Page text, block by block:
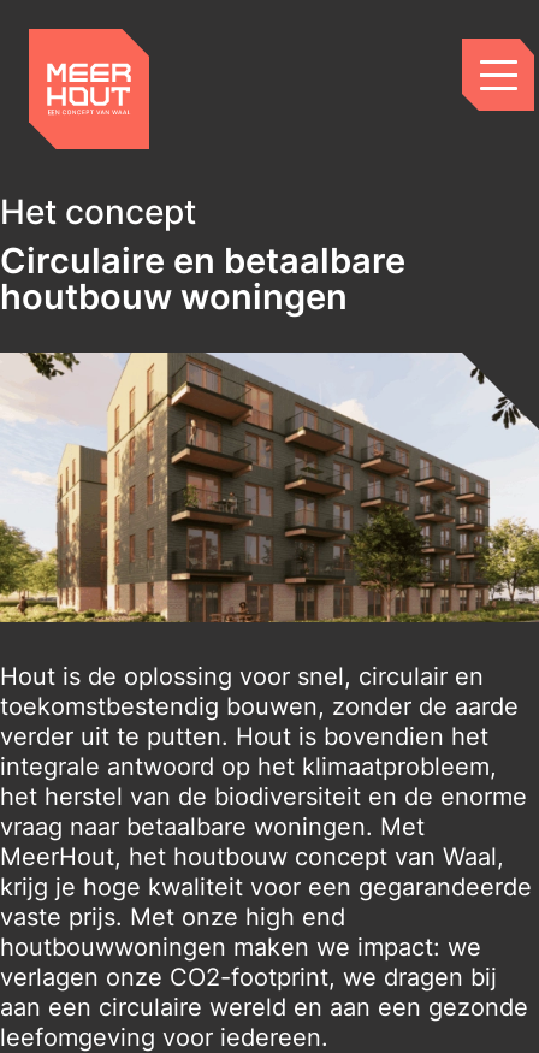
Het concept
Circulaire en betaalbare
houtbouw woningen
Hout is de oplossing voor snel, circulair en
toekomstbestendig bouwen, zonder de aarde
verder uit te putten. Hout is bovendien het
integrale antwoord op het klimaatprobleem,
het herstel van de biodiversiteit en de enorme
vraag naar betaalbare woningen. Met
MeerHout, het houtbouw concept van Waal,
krijg je hoge kwaliteit voor een gegarandeerde
vaste prijs. Met onze high end
houtbouwwoningen maken we impact: we
verlagen onze CO2-footprint, we dragen bij
aan een circulaire wereld en aan een gezonde
leefomgeving voor iedereen.